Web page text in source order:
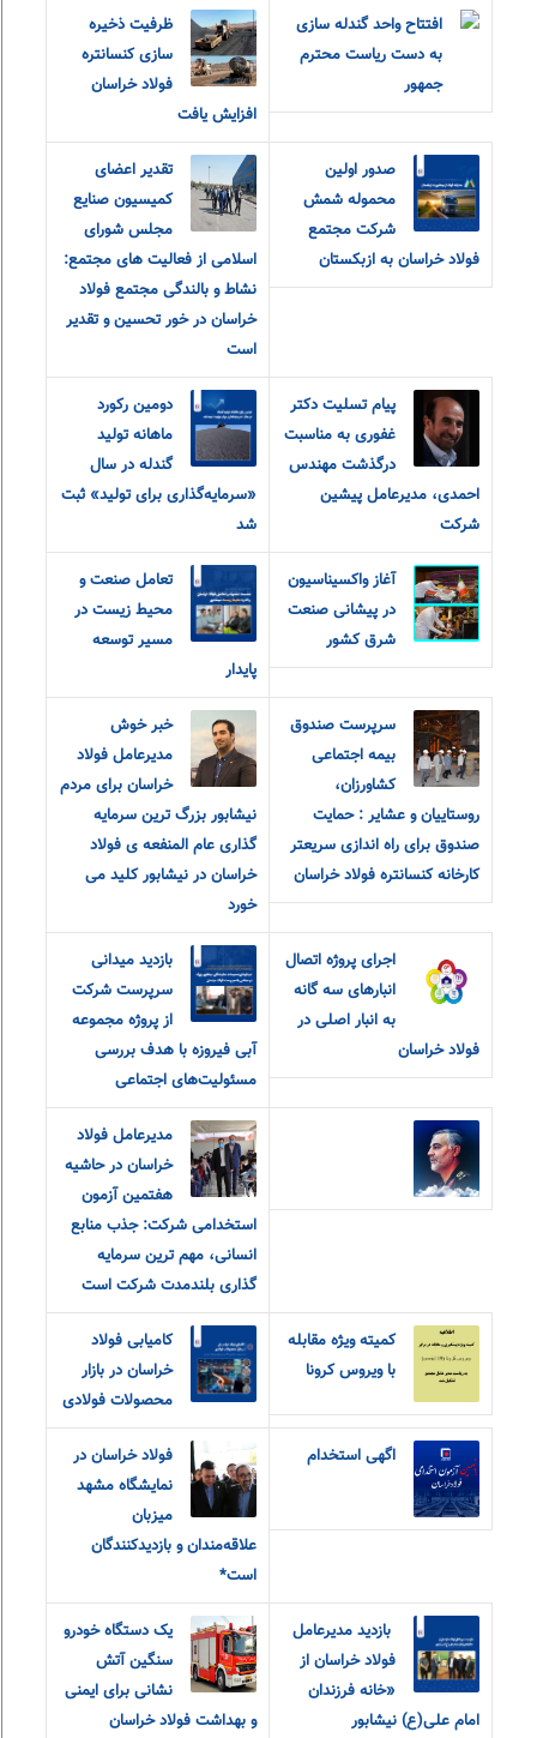
افتتاح واحد گندله سازی
به دست ریاست محترم
جمهور
ظرفیت ذخیره
سازی کنسانتره
فولاد خراسان
افزایش یافت
صدور اولین
محموله شمش
شرکت مجتمع
فولاد خراسان به ازبکستان
تقدیر اعضای
کمیسیون صنایع
مجلس شورای
اسلامی از فعالیت های مجتمع:
نشاط و بالندگی مجتمع فولاد
خراسان در خور تحسین و تقدیر
است
پیام تسلیت دکتر
غفوری به مناسبت
درگذشت مهندس
احمدی، مدیرعامل پیشین
شرکت
دومین رکورد
ماهانه تولید
گندله در سال
«سرمایه‌گذاری برای تولید» ثبت
شد
آغاز واکسیناسیون
در پیشانی صنعت
شرق کشور
تعامل صنعت و
محیط زیست در
مسیر توسعه
پایدار
سرپرست صندوق
بیمه اجتماعی
کشاورزان،
روستاییان و عشایر : حمایت
صندوق برای راه اندازی سریعتر
کارخانه کنسانتره فولاد خراسان
خبر خوش
مدیرعامل فولاد
خراسان برای مردم
نیشابور بزرگ ترین سرمایه
گذاری عام المنفعه ی فولاد
خراسان در نیشابور کلید می
خورد
اجرای پروژه اتصال
انبارهای سه گانه
به انبار اصلی در
فولاد خراسان
بازدید میدانی
سرپرست شرکت
از پروژه مجموعه
آبی فیروزه با هدف بررسی
مسئولیت‌های اجتماعی
مدیرعامل فولاد
خراسان در حاشیه
هفتمین آزمون
استخدامی شرکت: جذب منابع
انسانی، مهم ترین سرمایه
گذاری بلندمدت شرکت است
کمیته ویژه مقابله
با ویروس کرونا
کامیابی فولاد
خراسان در بازار
محصولات فولادی
اگهی استخدام
فولاد خراسان در
نمایشگاه مشهد
میزبان
علاقه‌مندان و‌ بازدیدکنندگان
است*
‎ بازدید مدیرعامل
فولاد خراسان از
«خانه فرزندان
امام‌ علی(ع) نیشابور
یک دستگاه خودرو
سنگین آتش
نشانی برای ایمنی
و بهداشت فولاد خراسان